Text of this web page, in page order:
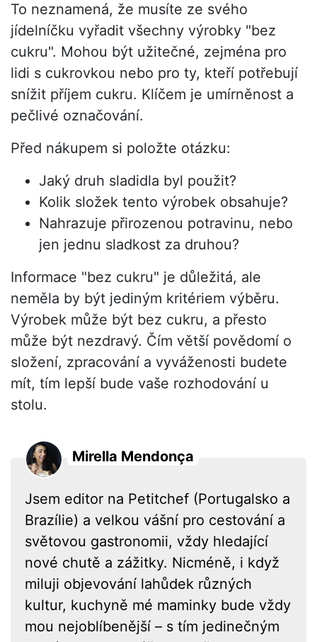
To neznamená, že musíte ze svého
jídelníčku vyřadit všechny výrobky "bez
cukru". Mohou být užitečné, zejména pro
lidi s cukrovkou nebo pro ty, kteří potřebují
snížit příjem cukru. Klíčem je umírněnost a
pečlivé označování.
Před nákupem si položte otázku:
Jaký druh sladidla byl použit?
Kolik složek tento výrobek obsahuje?
Nahrazuje přirozenou potravinu, nebo
jen jednu sladkost za druhou?
Informace "bez cukru" je důležitá, ale
neměla by být jediným kritériem výběru.
Výrobek může být bez cukru, a přesto
může být nezdravý. Čím větší povědomí o
složení, zpracování a vyváženosti budete
mít, tím lepší bude vaše rozhodování u
stolu.
Mirella Mendonça
Jsem editor na Petitchef (Portugalsko a
Brazílie) a velkou vášní pro cestování a
světovou gastronomii, vždy hledající
nové chutě a zážitky. Nicméně, i když
miluji objevování lahůdek různých
kultur, kuchyně mé maminky bude vždy
mou nejoblíbenější – s tím jedinečným